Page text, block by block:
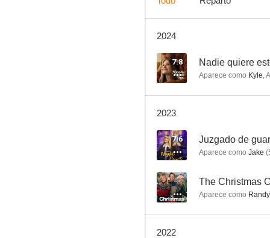
7.6
Finales felices
7.5
2024
7.8 Nadie quiere
Aparece como Kyle,
2023
7.6 Juzgado de
Aparece como Jake (
-- The Christmas
Aparece como
2022